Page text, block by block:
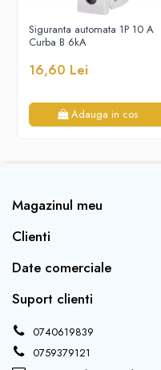
Siguranta automata 1P 10 A
Curba B 6kA
16,60 Lei
Adauga in cos
Magazinul meu
Clienti
Date comerciale
Suport clienti
0740619839
0759379121